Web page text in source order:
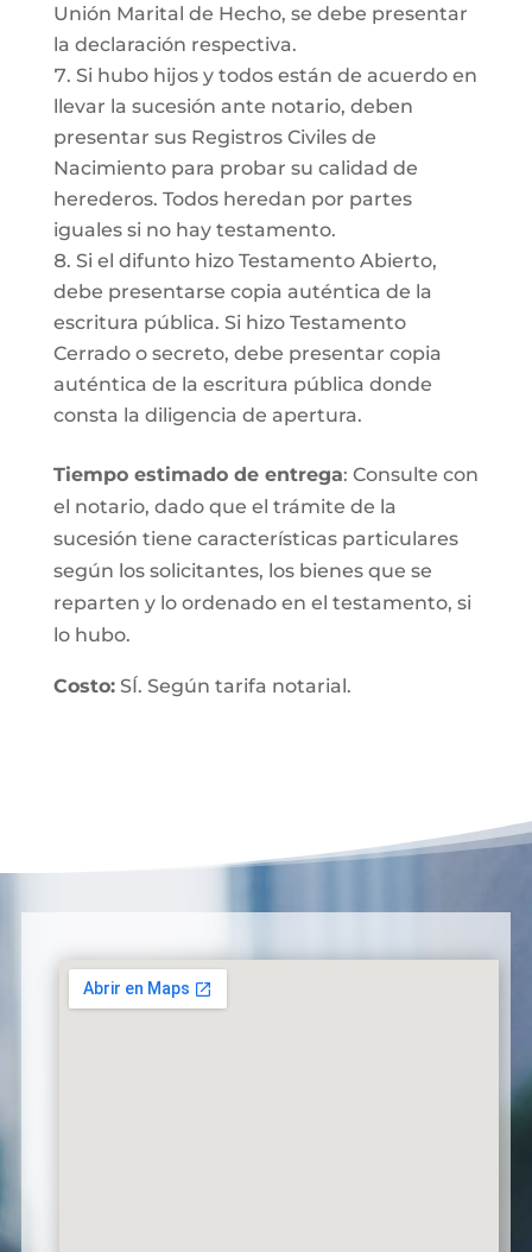
Unión Marital de Hecho, se debe presentar
la declaración respectiva.
Si hubo hijos y todos están de acuerdo en
llevar la sucesión ante notario, deben
presentar sus Registros Civiles de
Nacimiento para probar su calidad de
herederos. Todos heredan por partes
iguales si no hay testamento.
Si el difunto hizo Testamento Abierto,
debe presentarse copia auténtica de la
escritura pública. Si hizo Testamento
Cerrado o secreto, debe presentar copia
auténtica de la escritura pública donde
consta la diligencia de apertura.
Tiempo estimado de entrega: Consulte con
el notario, dado que el trámite de la
sucesión tiene características particulares
según los solicitantes, los bienes que se
reparten y lo ordenado en el testamento, si
lo hubo.
Costo:SÍ. Según tarifa notarial.